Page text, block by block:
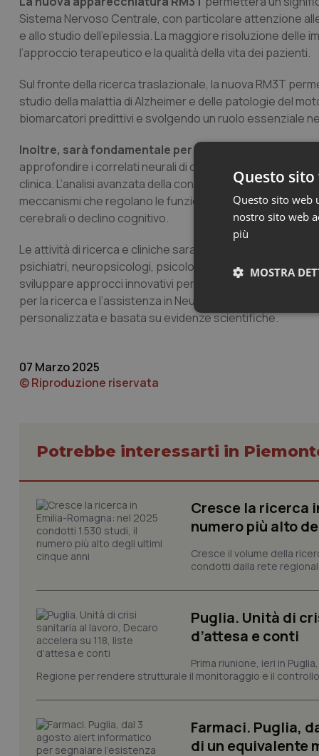
Sistema Nervoso Centrale, con particolare attenzione
e allo studio dell’epilessia. La maggiore risoluzione delle
l’approccio terapeutico e la qualità della vita dei pazienti.
Sul fronte della ricerca traslazionale, la nuova RM3T
studio della malattia di Alzheimer e delle patologie del
biomarcatori predittivi e svolgendo un ruolo essenziale
Inoltre, sarà fondamentale per lo studio delle
approfondire i correlati neurali di disturbi cognitivi e
clinica. L’analisi avanzata della connettività cerebrale e
meccanismi che regolano le funzioni cognitive superiori,
cerebrali o declino cognitivo.
Le attività di ricerca e cliniche saranno condotte da un
psichiatri, neuropsicologi, psicologi, fisici medici e
sviluppare approcci innovativi per la diagnosi e il
per la ricerca e l’assistenza in Neuroscienze. Questo
personalizzata e basata su evidenze scientifiche.
07 Marzo 2025
© Riproduzione riservata
Potrebbe interessarti in
Cresce la ricerca
numero più alto
Cresce il volume della
condotti dalla rete
Puglia. Unità di
d’attesa e conti
Prima riunione, ieri in
Regione per rendere strutturale il monitoraggio e il
Farmaci. Puglia,
di un equivalente
Questo
Questo sito web
nostro sito web
più
MOSTRA
e l'accesso alle
tracking-sites-
tracking-enable
tracking-sites-
session-id